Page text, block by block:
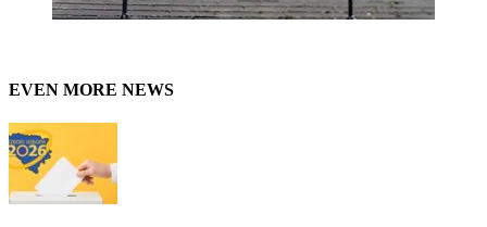
EVEN MORE NEWS